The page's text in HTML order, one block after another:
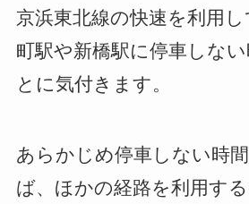
京浜東北線の快速を利用
町駅や新橋駅に停車しな
とに気付きます。
あらかじめ停車しない時
ば、ほかの経路を利用す